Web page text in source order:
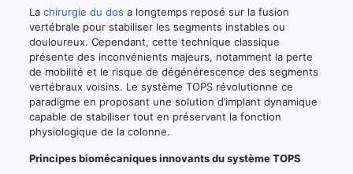
La chirurgie du dos a longtemps reposé sur la fusion
vertébrale pour stabiliser les segments instables ou
douloureux. Cependant, cette technique classique
présente des inconvénients majeurs, notamment la perte
de mobilité et le risque de dégénérescence des segments
vertébraux voisins. Le système TOPS révolutionne ce
paradigme en proposant une solution d’implant dynamique
capable de stabiliser tout en préservant la fonction
physiologique de la colonne.
Principes biomécaniques innovants du système TOPS